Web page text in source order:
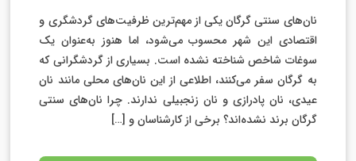
نان‌های سنتی گرگان یکی از مهم‌ترین ظرفیت‌های گردشگری و
اقتصادی این شهر محسوب می‌شود، اما هنوز به‌عنوان یک
سوغات شاخص شناخته نشده است. بسیاری از گردشگرانی که
به گرگان سفر می‌کنند، اطلاعی از این نان‌های محلی مانند نان
عیدی، نان پادرازی و نان زنجبیلی ندارند. چرا نان‌های سنتی
گرگان برند نشده‌اند؟ برخی از کارشناسان و […]